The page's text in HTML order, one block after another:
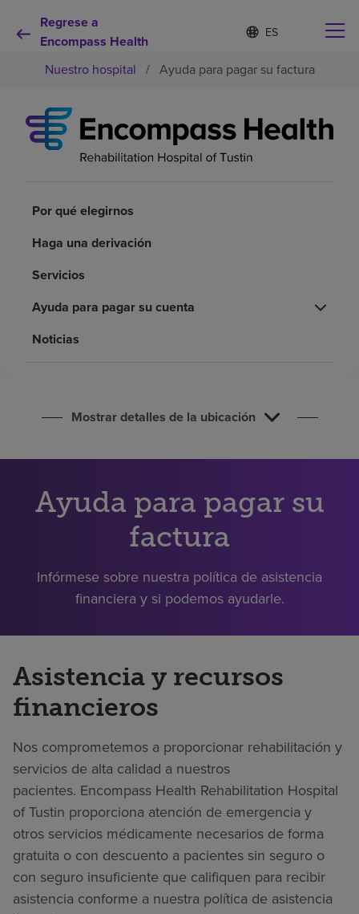
Regrese a
Encompass Health
Lista
de
idiomas
contraída
d
o
s
e
e
Por qué debe elegirnos
Recursos de salud
Empleos
Pagar mi factura
Nuestro hospital / Ayuda para pagar su factura
Por qué elegirnos
Haga una derivación
Servicios
Ayuda para pagar su cuenta
Noticias
Mostrar detalles de la ubicación
Ayuda para pagar su
factura
Infórmese sobre nuestra política de asistencia
financiera y si podemos ayudarle.
Asistencia y recursos
financieros
Nos comprometemos a proporcionar rehabilitación y
servicios de alta calidad a nuestros
pacientes. Encompass Health Rehabilitation Hospital
of Tustin proporciona atención de emergencia y
otros servicios médicamente necesarios de forma
gratuita o con descuento a pacientes sin seguro o
con seguro insuficiente que califiquen para recibir
asistencia conforme a nuestra política de asistencia